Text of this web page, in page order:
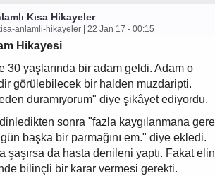
Kısa Hikayeler
anlamli-hikayeler | 22 Jan 17 - 00:15
Hikayesi
30 yaşlarında bir adam geldi. Adam o
görülebilecek bir halden muzdaripti.
duramıyorum" diye şikâyet ediyordu.
sonra "fazla kaygılanmana
başka bir parmağını em." diye ekledi.
şaşırsa da hasta denileni yaptı. Fakat
bilinçli bir karar vermesi gerekti.